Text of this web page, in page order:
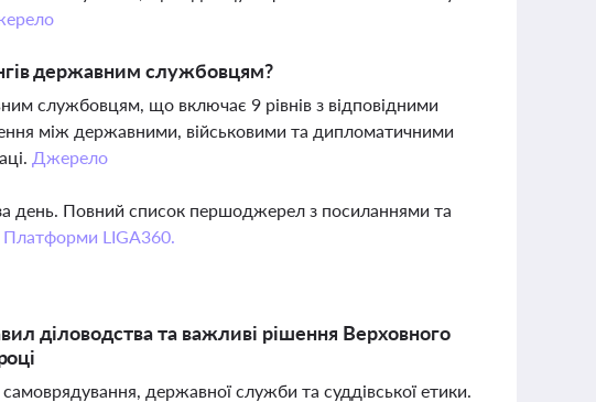
державним службовцям?
службовцям, що включає 9 рівнів з відповідними
між державними, військовими та дипломатичними
Джерело
день. Повний список першоджерел з посиланнями та
Платформи LIGA360.
діловодства та важливі рішення Верховного
державної служби та суддівської етики.